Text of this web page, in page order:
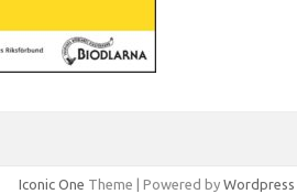
Iconic One Theme | Powered by Wordpress